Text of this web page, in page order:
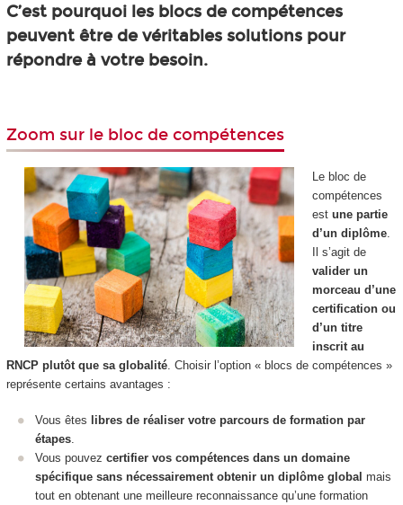
C’est pourquoi les blocs de compétences
peuvent être de véritables solutions pour
répondre à votre besoin.
Zoom sur le bloc de compétences
Le bloc de
compétences
est une partie
d’un diplôme.
Il s’agit de
valider un
morceau d’une
certification ou
d’un titre
inscrit au
RNCPplutôt que sa globalité. Choisir l’option « blocs de compétences »
représente certains avantages :
Vous êtes
libres de réaliser votre parcours de formation par
étapes.
Vous pouvez certifier vos compétences dans un domaine
spécifique sans nécessairement obtenir un diplôme global mais
tout en obtenant une meilleure reconnaissance qu’une formation